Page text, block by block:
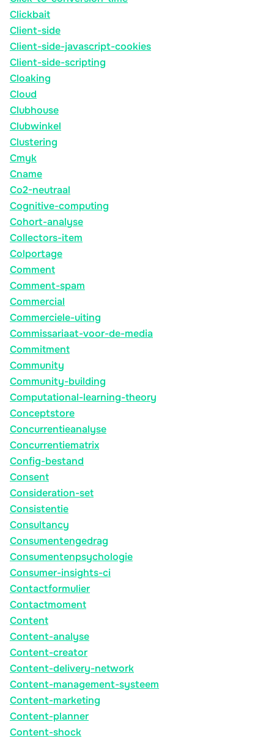
Clickbait
Client-side
Client-side-javascript-cookies
Client-side-scripting
Cloaking
Cloud
Clubhouse
Clubwinkel
Clustering
Cmyk
Cname
Co2-neutraal
Cognitive-computing
Cohort-analyse
Collectors-item
Colportage
Comment
Comment-spam
Commercial
Commerciele-uiting
Commissariaat-voor-de-media
Commitment
Community
Community-building
Computational-learning-theory
Conceptstore
Concurrentieanalyse
Concurrentiematrix
Config-bestand
Consent
Consideration-set
Consistentie
Consultancy
Consumentengedrag
Consumentenpsychologie
Consumer-insights-ci
Contactformulier
Contactmoment
Content
Content-analyse
Content-creator
Content-delivery-network
Content-management-systeem
Content-marketing
Content-planner
Content-shock